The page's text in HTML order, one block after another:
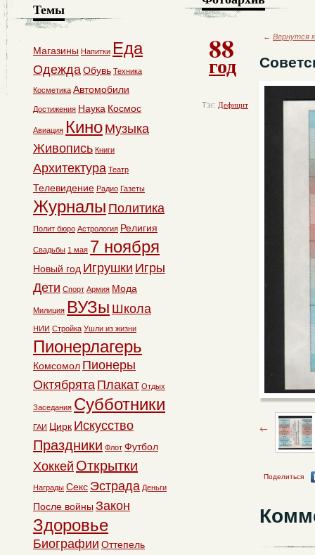
88
год
Тэг: Дефицит
← Вернутся
Поделиться
Темы
Магазины Напитки Еда
ОдеждаОбувь Техника
Косметика Автомобили
Достижения Наука Космос
Авиация Кино Музыка
Живопись Книги
Архитектура Театр
Телевидение Радио Газеты
Журналы Политика
Полит бюро Астрология Религия
Свадьбы 1 мая 7 ноября
Новый год Игрушки Игры
Дети Спорт Армия Мода
Милиция ВУЗы Школа
НИИ Стройка Ушли из жизни
Пионерлагерь
Комсомол Пионеры
Октябрята Плакат Отдых
Заседания Субботники
ГАИ Цирк Искусство
Праздники Флот Футбол
Хоккей Открытки
Награды Секс Эстрада Деньги
После войны Закон
Здоровье
Биографии Оттепель